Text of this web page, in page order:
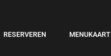
RESERVEREN MENUKAART